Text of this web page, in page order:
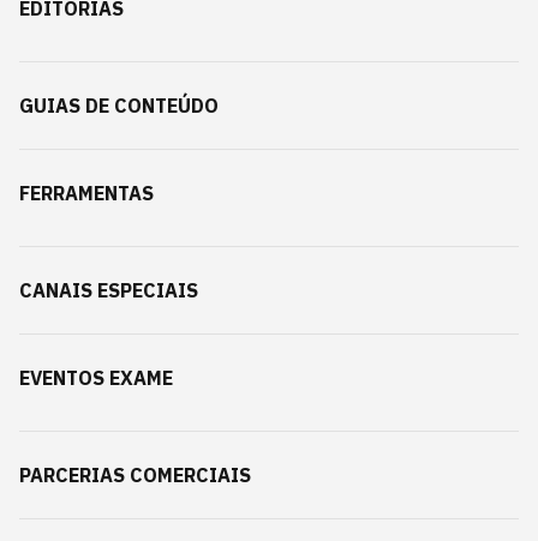
EDITORIAS
GUIAS DE CONTEÚDO
FERRAMENTAS
CANAIS ESPECIAIS
EVENTOS EXAME
PARCERIAS COMERCIAIS